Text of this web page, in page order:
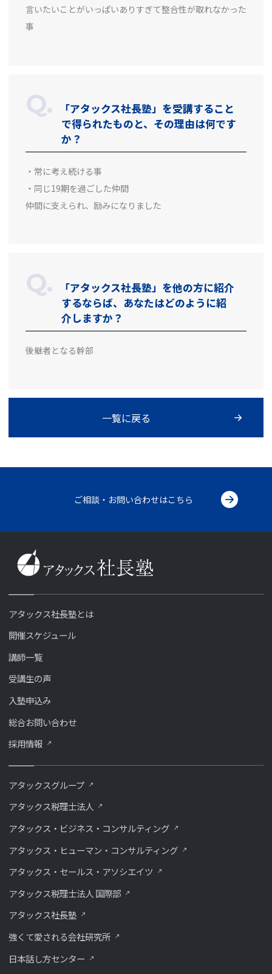
言いたいことがいっぱいありすぎて整合性が取れなかった
事
「アタックス社長塾」を受講すること
で得られたものと、その理由は何です
か？
・常に考え続ける事
・同じ19期を過ごした仲間
仲間に支えられ、励みになりました
「アタックス社長塾」を他の方に紹介
するならば、あなたはどのように紹
介しますか？
後継者となる幹部
一覧に戻る
ご相談・お問い合わせはこちら
アタックス社長塾とは
開催スケジュール
講師一覧
受講生の声
入塾申込み
総合お問い合わせ
採用情報
アタックスグループ
アタックス税理士法人
アタックス・ビジネス・コンサルティング
アタックス・ヒューマン・コンサルティング
アタックス・セールス・アソシエイツ
アタックス税理士法人 国際部
アタックス社長塾
強くて愛される会社研究所
⽇本話し⽅センター